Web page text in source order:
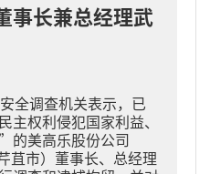
事长兼总经理武
全调查机关表示，已
权利侵犯国家利益、
的美高乐股份公司
苴市）董事长、总经理